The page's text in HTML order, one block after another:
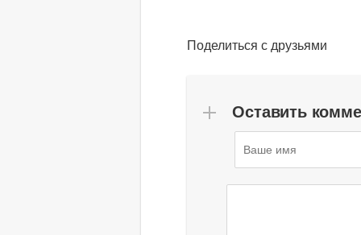
Поделиться с друзьями
Оставить